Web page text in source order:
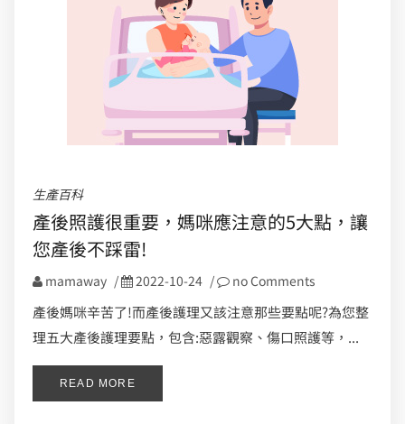
生產百科
產後照護很重要，媽咪應注意的5大點，讓
您產後不踩雷!
mamaway / 2022-10-24 / no Comments
產後媽咪辛苦了!而產後護理又該注意那些要點呢?為您整
理五大產後護理要點，包含:惡露觀察、傷口照護等，...
READ MORE